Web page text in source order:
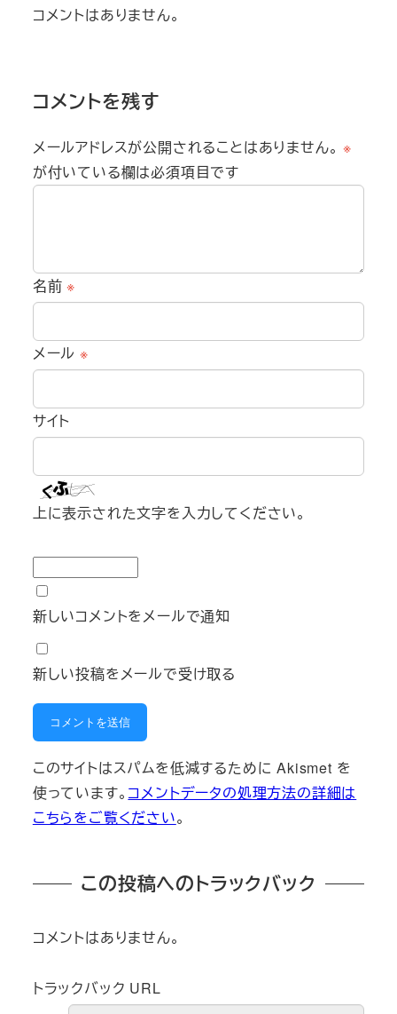
コメントはありません。
コメントを残す
メールアドレスが公開されることはありません。 ※
が付いている欄は必須項目です
名前※
メール ※
サイト
上に表示された文字を入力してください。
新しいコメントをメールで通知
新しい投稿をメールで受け取る
このサイトはスパムを低減するために Akismet を
使っています。 コメントデータの処理方法の詳細は
こちらをご覧ください。
この投稿へのトラックバック
コメントはありません。
トラックバック URL